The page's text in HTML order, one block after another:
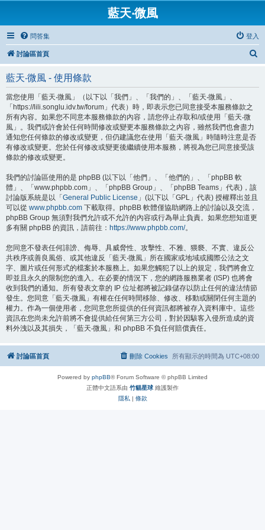
藍天‧微風
問答集 登入
討論區首頁
藍天‧微風 - 使用條款
當您使用「藍天‧微風」（以下以「我們」、「我們的」、「藍天‧微風」、
「https://lili.songlu.idv.tw/forum」代表）時，即表示您已同意接受本服務條款之
所有內容。如果您不同意本服務條款的內容，請您停止存取和/或使用「藍天‧微
風」。我們或許會於任何時間修改或變更本服務條款之內容，雖然我們也會盡力
通知您任何條款的修改或變更，但仍建議您在使用「藍天‧微風」時隨時注意是否
有修改或變更。您於任何修改或變更後繼續使用本服務，將視為您已同意接受該
條款的修改或變更。
我們的討論區使用的是 phpBB (以下以「他們」、「他們的」、「phpBB 軟
體」、「www.phpbb.com」、「phpBB Group」、「phpBB Teams」代表)，該
討論版系統是以「 General Public License 」(以下以「GPL」代表) 授權釋出並且
可以從 www.phpbb.com 下載取得。phpBB 軟體僅協助網路上的討論以及交流，
phpBB Group 無須對我們允許或不允許的內容或行為舉止負責。如果您想知道更
多有關 phpBB 的資訊，請前往： https://www.phpbb.com/。
您同意不發表任何誹謗、侮辱、具威脅性、攻擊性、不雅、猥褻、不實、違反公
共秩序或善良風俗、或其他違反「藍天‧微風」所在國家或地域或國際公法之文
字、圖片或任何形式的檔案於本服務上。如果您觸犯了以上的規定，我們將會立
即並且永久的限制您的進入。在必要的情況下，您的網路服務業者 (ISP) 也將會
收到我們的通知。所有發表文章的 IP 位址都將被記錄儲存以防止任何的違法情節
發生。您同意「藍天‧微風」有權在任何時間移除、修改、移動或關閉任何主題的
權力。作為一個使用者，您同意您所提供的任何資訊都將被存入資料庫中。這些
資訊在您尚未允許前將不會提供給任何第三方公司，對於因駭客入侵所造成的資
料外洩以及其損失，「藍天‧微風」和 phpBB 不負任何賠償責任。
討論區首頁 所有顯示的時間為 UTC+08:00
刪除 Cookies
Powered by phpBB® Forum Software © phpBB Limited
正體中文語系由 竹貓星球 維護製作
隱私 | 條款